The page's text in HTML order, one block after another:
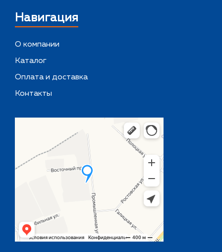
Навигация
О компании
Каталог
Оплата и доставка
Контакты